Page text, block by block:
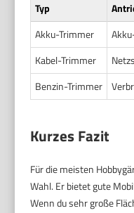
Typ
Akku-Trimmer
Kabel-Trimmer
Benzin-Trimmer
Kurzes Fazit
Für die meisten
Wahl. Er bietet gute
Wenn du sehr große